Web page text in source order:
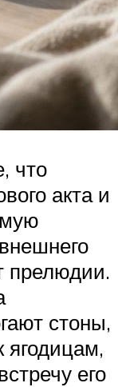
что
акта и
прелюдии.
стоны,
ягодицам,
его